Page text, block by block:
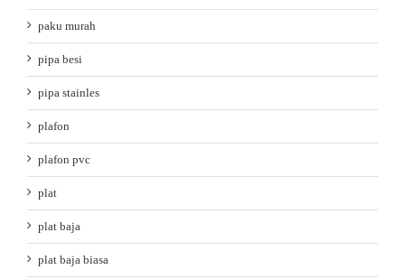
paku murah
pipa besi
pipa stainles
plafon
plafon pvc
plat
plat baja
plat baja biasa